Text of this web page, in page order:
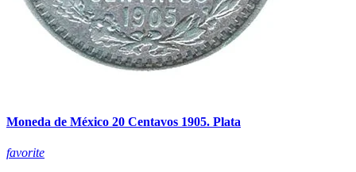
Moneda de México 20 Centavos 1905. Plata
favorite